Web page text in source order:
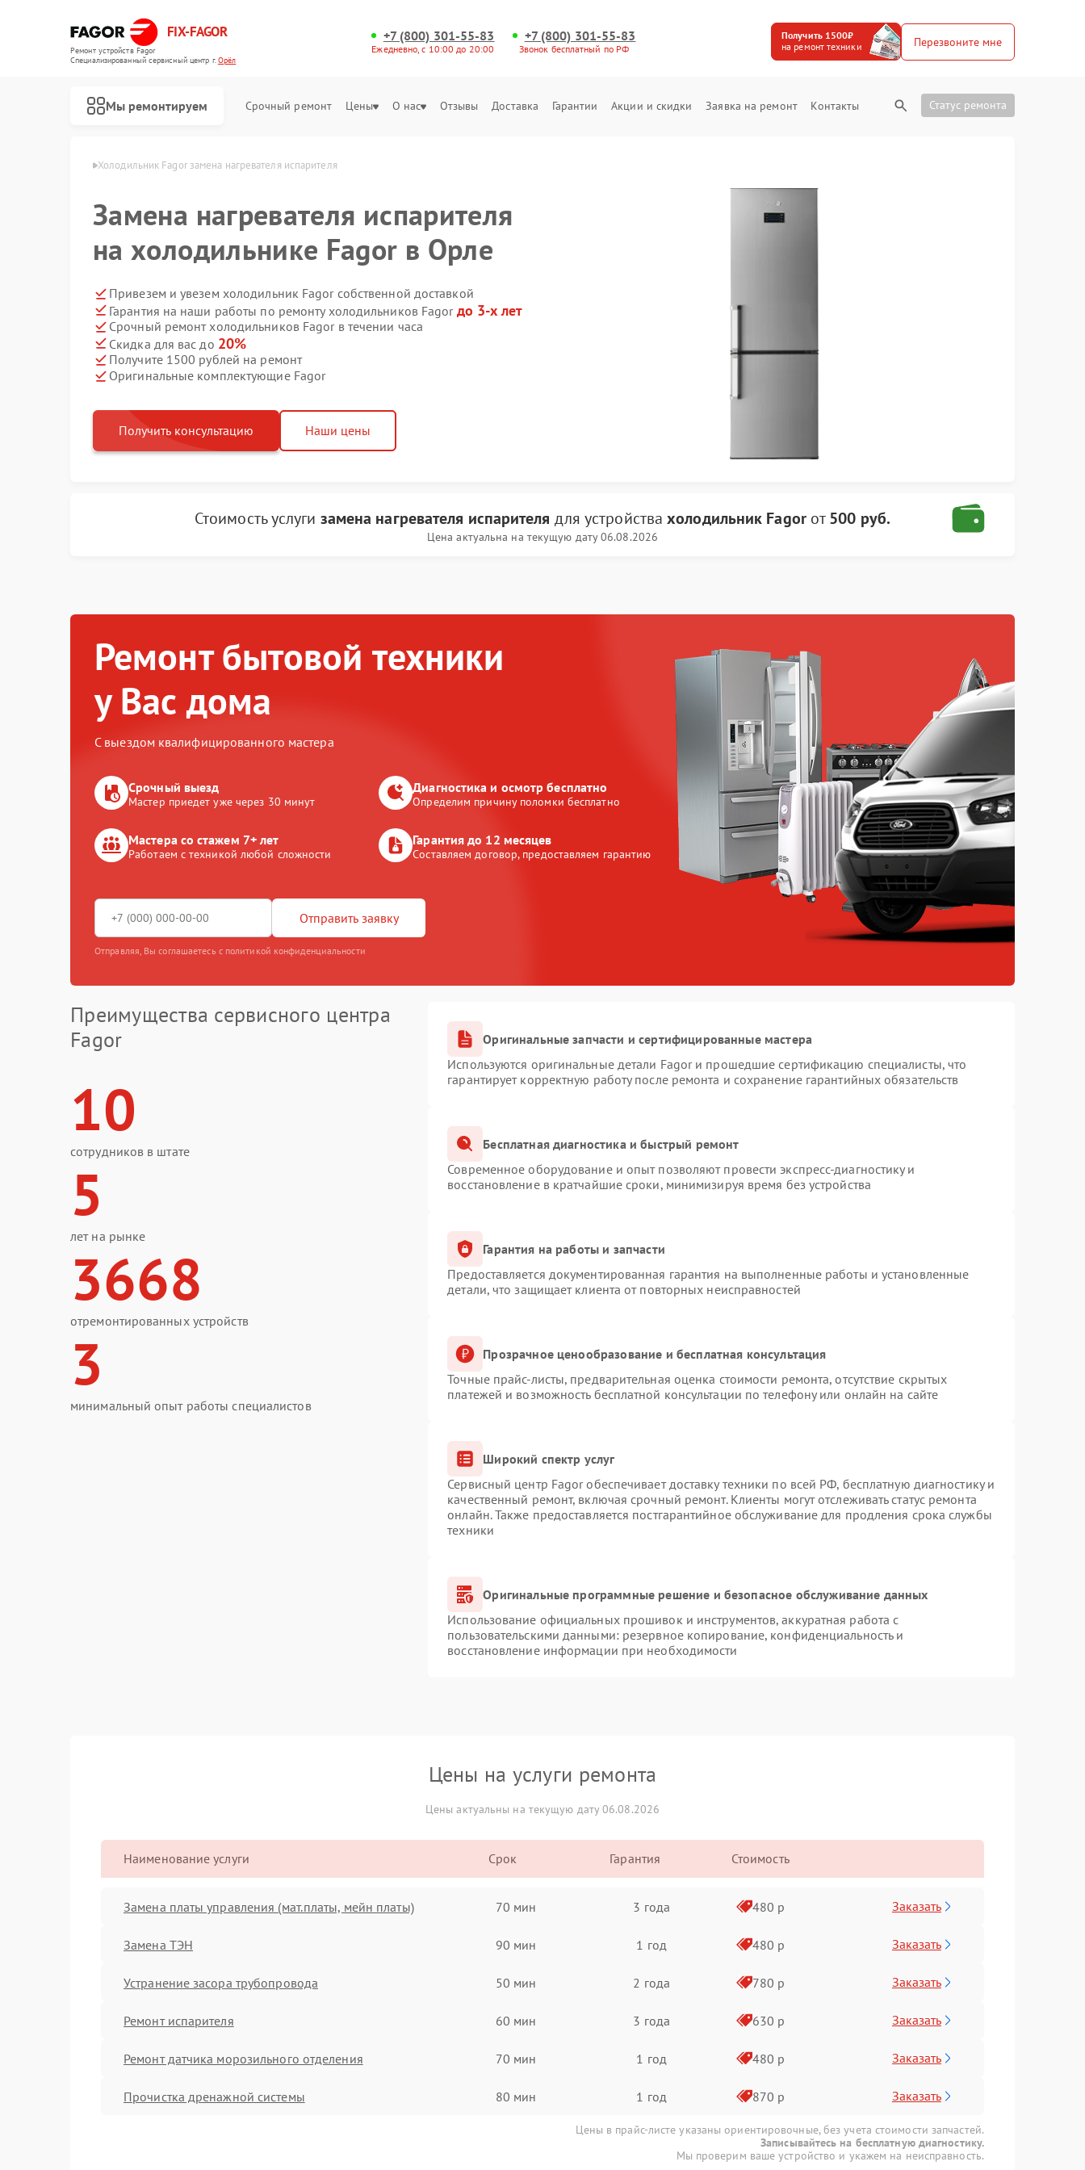
FIX-FAGOR
Ремонт устройств Fagor
Специализированный cервисный центр г.Орёл
+7 (800) 301-55-83
Ежедневно, с 10:00 до 20:00
+7 (800) 301-55-83
Звонок бесплатный по РФ
Получить 1500₽
на ремонт техники
Перезвоните мне
Мы ремонтируем Срочный ремонт Цены О нас Отзывы Доставка Гарантии Акции и скидки Заявка на ремонт Контакты Статус ремонта
Fagor в Орле Холодильник Fagor замена нагревателя испарителя
Замена нагревателя испарителя
на холодильнике Fagor в Орле
Привезем и увезем холодильник Fagor собственной доставкой
Гарантия на наши работы по ремонту холодильников Fagor до 3-х лет
Срочный ремонт холодильников Fagor в течении часа
Скидка для вас до 20%
Получите 1500 рублей на ремонт
Оригинальные комплектующие Fagor
Получить консультацию Наши цены
Стоимость услуги замена нагревателя испарителя для устройствахолодильник Fagorот500 руб.
Цена актуальна на текущую дату 06.08.2026
Ремонт бытовой техники
у Вас дома
С выездом квалифицированного мастера
Срочный выезд
Мастер приедет уже через 30 минут
Диагностика и осмотр бесплатно
Определим причину поломки бесплатно
Мастера со стажем 7+ лет
Работаем с техникой любой сложности
Гарантия до 12 месяцев
Составляем договор, предоставляем гарантию
Отправить заявку
Отправляя, Вы соглашаетесь с политикой конфиденциальности
Преимущества сервисного центра
Fagor
10
сотрудников в штате
5
лет на рынке
3668
отремонтированных устройств
3
минимальный опыт работы специалистов
Оригинальные запчасти и сертифицированные мастера
Используются оригинальные детали Fagor и прошедшие сертификацию специалисты, что
гарантирует корректную работу после ремонта и сохранение гарантийных обязательств
Бесплатная диагностика и быстрый ремонт
Современное оборудование и опыт позволяют провести экспресс-диагностику и
восстановление в кратчайшие сроки, минимизируя время без устройства
Гарантия на работы и запчасти
Предоставляется документированная гарантия на выполненные работы и установленные
детали, что защищает клиента от повторных неисправностей
Прозрачное ценообразование и бесплатная консультация
Точные прайс-листы, предварительная оценка стоимости ремонта, отсутствие скрытых
платежей и возможность бесплатной консультации по телефону или онлайн на сайте
Широкий спектр услуг
Сервисный центр Fagor обеспечивает доставку техники по всей РФ, бесплатную диагностику и
качественный ремонт, включая срочный ремонт. Клиенты могут отслеживать статус ремонта
онлайн. Также предоставляется постгарантийное обслуживание для продления срока службы
техники
Оригинальные программные решение и безопасное обслуживание данных
Использование официальных прошивок и инструментов, аккуратная работа с
пользовательскими данными: резервное копирование, конфиденциальность и
восстановление информации при необходимости
Цены на услуги ремонта
Цены актуальны на текущую дату 06.08.2026
Наименование услуги Срок Гарантия Стоимость
Замена платы управления (мат.платы, мейн платы) 70 мин 3 года 480 р Заказать
Замена ТЭН 90 мин 1 год 480 р Заказать
Устранение засора трубопровода 50 мин 2 года 780 р Заказать
Ремонт испарителя 60 мин 3 года 630 р Заказать
Ремонт датчика морозильного отделения 70 мин 1 год 480 р Заказать
Прочистка дренажной системы 80 мин 1 год 870 р Заказать
Цены в прайс-листе указаны ориентировочные, без учета стоимости запчастей.
Записывайтесь на бесплатную диагностику.
Мы проверим ваше устройство и укажем на неисправность.